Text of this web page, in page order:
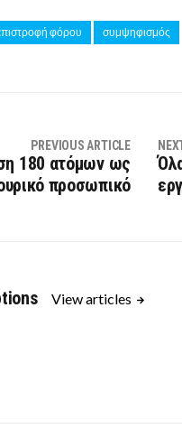
φόρου συμψηφισμός
PREVIOUS ARTICLE
180 ατόμων ως
προσωπικό
View articles